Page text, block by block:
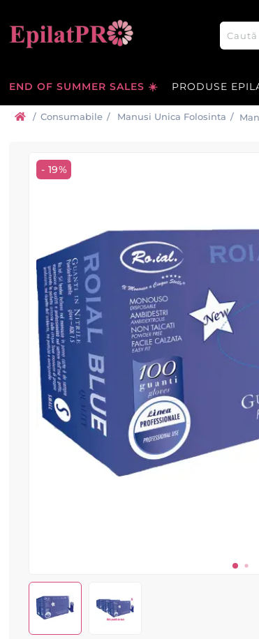
END OF SUMMER SALES ☀️ PRODUSE
/ Consumabile / Manusi Unica Folosinta /
- 19%